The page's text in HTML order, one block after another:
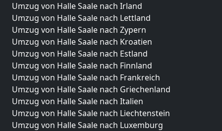
Umzug von Halle Saale nach Irland
Umzug von Halle Saale nach Lettland
Umzug von Halle Saale nach Zypern
Umzug von Halle Saale nach Kroatien
Umzug von Halle Saale nach Estland
Umzug von Halle Saale nach Finnland
Umzug von Halle Saale nach Frankreich
Umzug von Halle Saale nach Griechenland
Umzug von Halle Saale nach Italien
Umzug von Halle Saale nach Liechtenstein
Umzug von Halle Saale nach Luxemburg